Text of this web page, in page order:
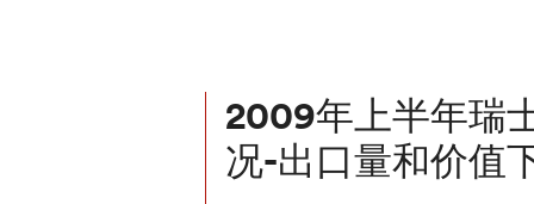
2009年上半年瑞
况-出口量和价值